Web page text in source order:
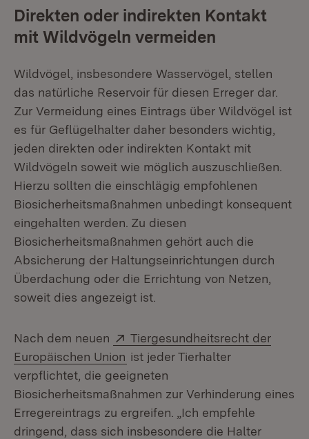
Direkten oder indirekten Kontakt
mit Wildvögeln vermeiden
Wildvögel, insbesondere Wasservögel, stellen
das natürliche Reservoir für diesen Erreger dar.
Zur Vermeidung eines Eintrags über Wildvögel ist
es für Geflügelhalter daher besonders wichtig,
jeden direkten oder indirekten Kontakt mit
Wildvögeln soweit wie möglich auszuschließen.
Hierzu sollten die einschlägig empfohlenen
Biosicherheitsmaßnahmen unbedingt konsequent
eingehalten werden. Zu diesen
Biosicherheitsmaßnahmen gehört auch die
Absicherung der Haltungseinrichtungen durch
Überdachung oder die Errichtung von Netzen,
soweit dies angezeigt ist.
Nach dem neuen Extern:
Tiergesundheitsrecht der
Europäischen Union (Öffnet in neuem Fenster)
ist jeder Tierhalter
verpflichtet, die geeigneten
Biosicherheitsmaßnahmen zur Verhinderung eines
Erregereintrags zu ergreifen. „Ich empfehle
dringend, dass sich insbesondere die Halter